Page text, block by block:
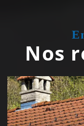
Nos
Couvreur
zingueur 39
Jura